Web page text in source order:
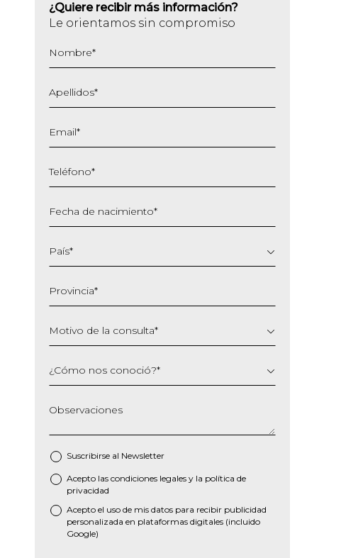
¿Quiere recibir más información?
Le orientamos sin compromiso
Nombre*
Apellidos*
Email*
Teléfono*
Fecha de nacimiento*
barra
MM
AAAA
País*
Provincia*
Motivo de la consulta*
¿Cómo nos conoció?*
Observaciones
Suscribirse al Newsletter
* Acepto las condiciones legales y la política de
privacidad
Acepto el uso de mis datos para recibir publicidad
personalizada en plataformas digitales (incluido
Google)